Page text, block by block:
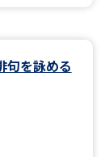
句を詠める